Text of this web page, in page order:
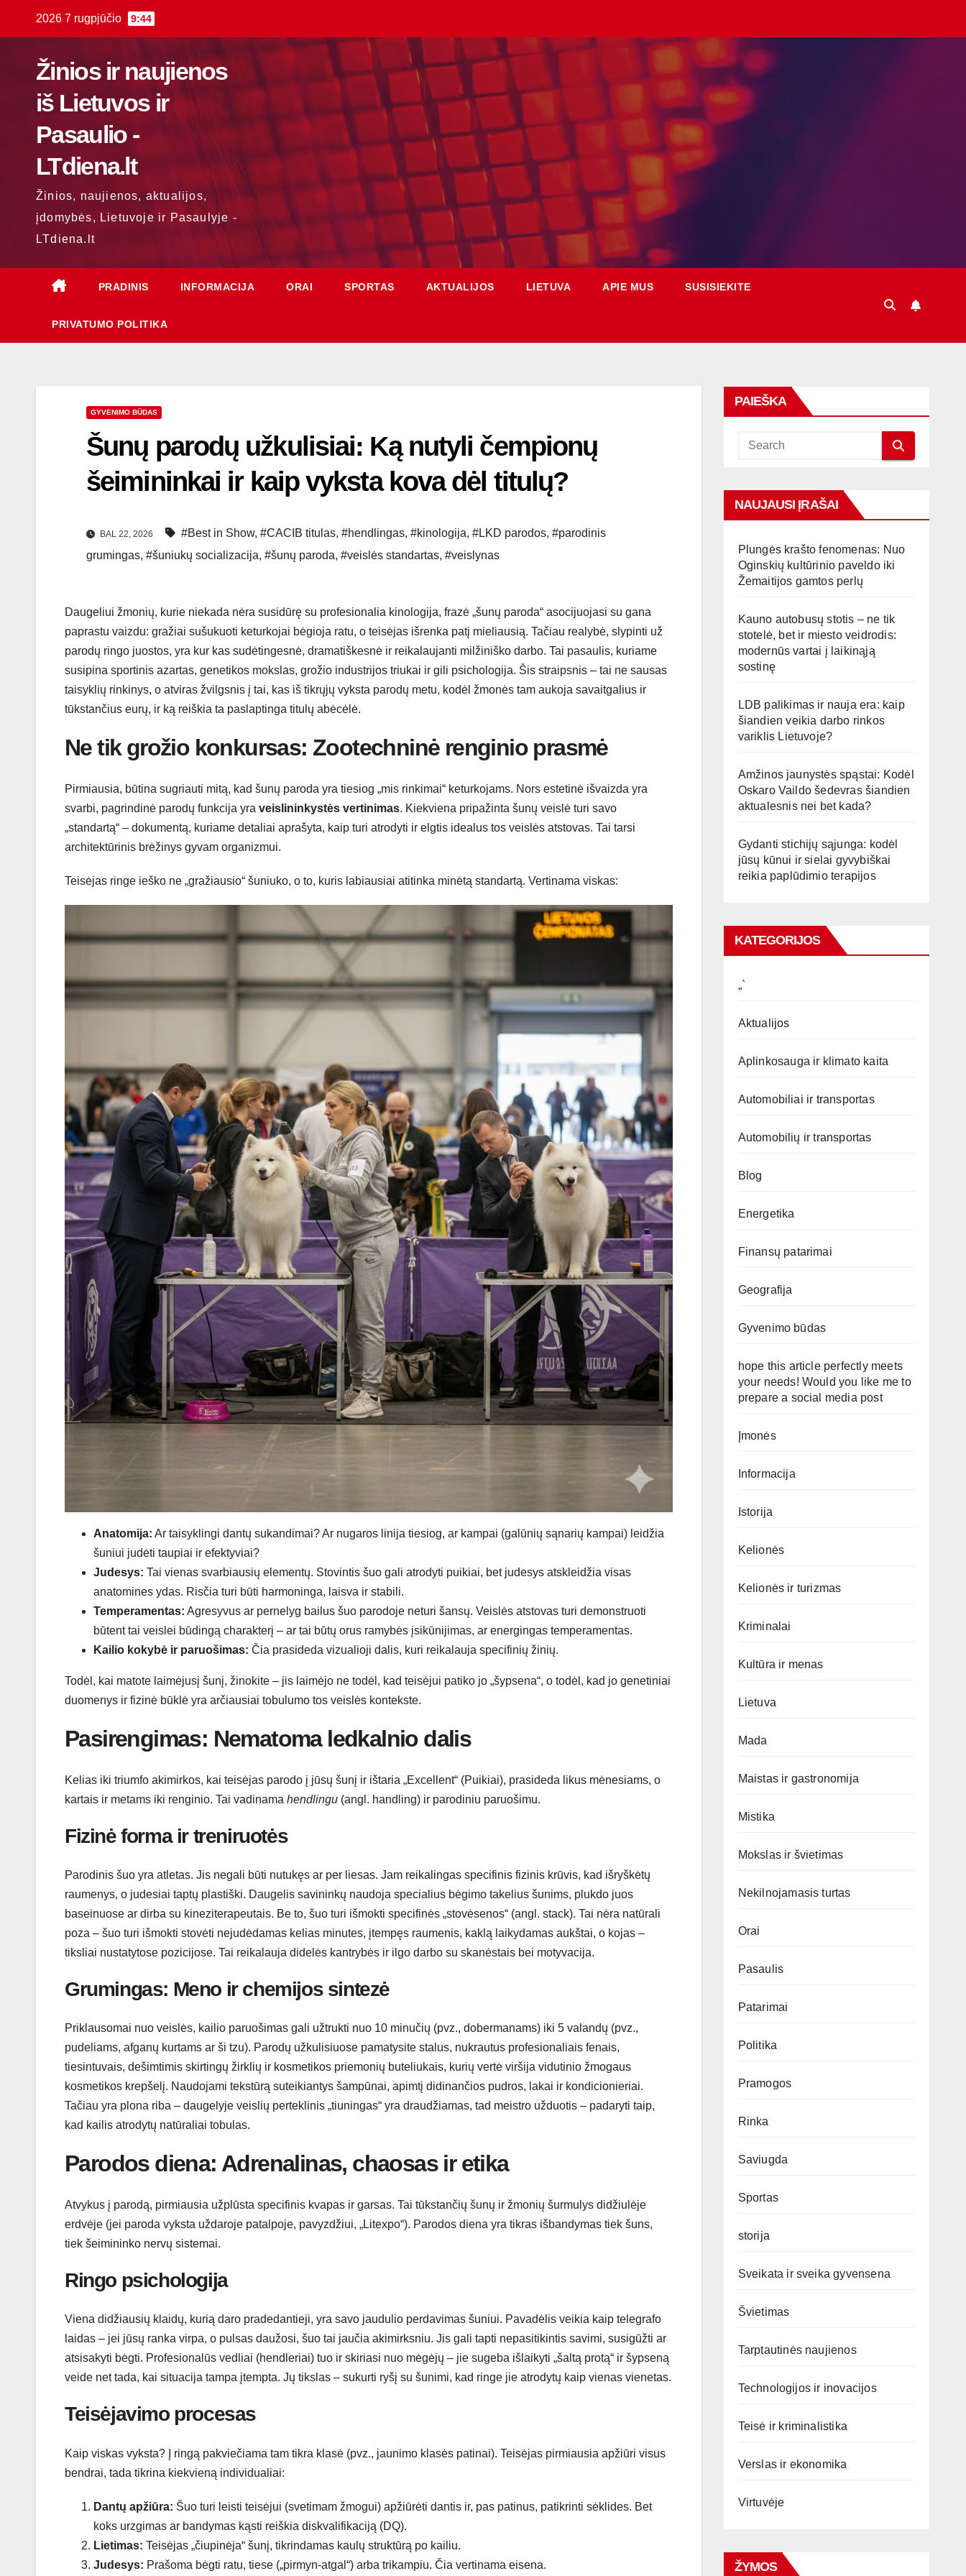
2026 7 rugpjūčio 9:44
Žinios ir naujienos
iš Lietuvos ir
Pasaulio -
LTdiena.lt
Žinios, naujienos, aktualijos,
įdomybės, Lietuvoje ir Pasaulyje -
LTdiena.lt
PRADINIS INFORMACIJA ORAI SPORTAS AKTUALIJOS LIETUVA APIE MUS SUSISIEKITE
PRIVATUMO POLITIKA
GYVENIMO BŪDAS
Šunų parodų užkulisiai: Ką nutyli čempionų
šeimininkai ir kaip vyksta kova dėl titulų?
BAL 22, 2026 #Best in Show, #CACIB titulas, #hendlingas, #kinologija, #LKD parodos, #parodinis
grumingas, #šuniukų socializacija, #šunų paroda, #veislės standartas, #veislynas
Daugeliui žmonių, kurie niekada nėra susidūrę su profesionalia kinologija, frazė „šunų paroda“ asocijuojasi su gana
paprastu vaizdu: gražiai sušukuoti keturkojai bėgioja ratu, o teisėjas išrenka patį mieliausią. Tačiau realybė, slypinti už
parodų ringo juostos, yra kur kas sudėtingesnė, dramatiškesnė ir reikalaujanti milžiniško darbo. Tai pasaulis, kuriame
susipina sportinis azartas, genetikos mokslas, grožio industrijos triukai ir gili psichologija. Šis straipsnis – tai ne sausas
taisyklių rinkinys, o atviras žvilgsnis į tai, kas iš tikrųjų vyksta parodų metu, kodėl žmonės tam aukoja savaitgalius ir
tūkstančius eurų, ir ką reiškia ta paslaptinga titulų abėcėlė.
Ne tik grožio konkursas: Zootechninė renginio prasmė
Pirmiausia, būtina sugriauti mitą, kad šunų paroda yra tiesiog „mis rinkimai“ keturkojams. Nors estetinė išvaizda yra
svarbi, pagrindinė parodų funkcija yra veislininkystės vertinimas. Kiekviena pripažinta šunų veislė turi savo
„standartą“ – dokumentą, kuriame detaliai aprašyta, kaip turi atrodyti ir elgtis idealus tos veislės atstovas. Tai tarsi
architektūrinis brėžinys gyvam organizmui.
Teisėjas ringe ieško ne „gražiausio“ šuniuko, o to, kuris labiausiai atitinka minėtą standartą. Vertinama viskas:
Anatomija: Ar taisyklingi dantų sukandimai? Ar nugaros linija tiesiog, ar kampai (galūnių sąnarių kampai) leidžia
šuniui judėti taupiai ir efektyviai?
Judesys: Tai vienas svarbiausių elementų. Stovintis šuo gali atrodyti puikiai, bet judesys atskleidžia visas
anatomines ydas. Risčia turi būti harmoninga, laisva ir stabili.
Temperamentas: Agresyvus ar pernelyg bailus šuo parodoje neturi šansų. Veislės atstovas turi demonstruoti
būtent tai veislei būdingą charakterį – ar tai būtų orus ramybės įsikūnijimas, ar energingas temperamentas.
Kailio kokybė ir paruošimas: Čia prasideda vizualioji dalis, kuri reikalauja specifinių žinių.
Todėl, kai matote laimėjusį šunį, žinokite – jis laimėjo ne todėl, kad teisėjui patiko jo „šypsena“, o todėl, kad jo genetiniai
duomenys ir fizinė būklė yra arčiausiai tobulumo tos veislės kontekste.
Pasirengimas: Nematoma ledkalnio dalis
Kelias iki triumfo akimirkos, kai teisėjas parodo į jūsų šunį ir ištaria „Excellent“ (Puikiai), prasideda likus mėnesiams, o
kartais ir metams iki renginio. Tai vadinama hendlingu (angl. handling) ir parodiniu paruošimu.
Fizinė forma ir treniruotės
Parodinis šuo yra atletas. Jis negali būti nutukęs ar per liesas. Jam reikalingas specifinis fizinis krūvis, kad išryškėtų
raumenys, o judesiai taptų plastiški. Daugelis savininkų naudoja specialius bėgimo takelius šunims, plukdo juos
baseinuose ar dirba su kineziterapeutais. Be to, šuo turi išmokti specifinės „stovėsenos“ (angl. stack). Tai nėra natūrali
poza – šuo turi išmokti stovėti nejudėdamas kelias minutes, įtempęs raumenis, kaklą laikydamas aukštai, o kojas –
tiksliai nustatytose pozicijose. Tai reikalauja didelės kantrybės ir ilgo darbo su skanėstais bei motyvacija.
Grumingas: Meno ir chemijos sintezė
Priklausomai nuo veislės, kailio paruošimas gali užtrukti nuo 10 minučių (pvz., dobermanams) iki 5 valandų (pvz.,
pudeliams, afganų kurtams ar ši tzu). Parodų užkulisiuose pamatysite stalus, nukrautus profesionaliais fenais,
tiesintuvais, dešimtimis skirtingų žirklių ir kosmetikos priemonių buteliukais, kurių vertė viršija vidutinio žmogaus
kosmetikos krepšelį. Naudojami tekstūrą suteikiantys šampūnai, apimtį didinančios pudros, lakai ir kondicionieriai.
Tačiau yra plona riba – daugelyje veislių perteklinis „tiuningas“ yra draudžiamas, tad meistro užduotis – padaryti taip,
kad kailis atrodytų natūraliai tobulas.
Parodos diena: Adrenalinas, chaosas ir etika
Atvykus į parodą, pirmiausia užplūsta specifinis kvapas ir garsas. Tai tūkstančių šunų ir žmonių šurmulys didžiulėje
erdvėje (jei paroda vyksta uždaroje patalpoje, pavyzdžiui, „Litexpo“). Parodos diena yra tikras išbandymas tiek šuns,
tiek šeimininko nervų sistemai.
Ringo psichologija
Viena didžiausių klaidų, kurią daro pradedantieji, yra savo jaudulio perdavimas šuniui. Pavadėlis veikia kaip telegrafo
laidas – jei jūsų ranka virpa, o pulsas daužosi, šuo tai jaučia akimirksniu. Jis gali tapti nepasitikintis savimi, susigūžti ar
atsisakyti bėgti. Profesionalūs vedliai (hendleriai) tuo ir skiriasi nuo mėgėjų – jie sugeba išlaikyti „šaltą protą“ ir šypseną
veide net tada, kai situacija tampa įtempta. Jų tikslas – sukurti ryšį su šunimi, kad ringe jie atrodytų kaip vienas vienetas.
Teisėjavimo procesas
Kaip viskas vyksta? Į ringą pakviečiama tam tikra klasė (pvz., jaunimo klasės patinai). Teisėjas pirmiausia apžiūri visus
bendrai, tada tikrina kiekvieną individualiai:
Dantų apžiūra: Šuo turi leisti teisėjui (svetimam žmogui) apžiūrėti dantis ir, pas patinus, patikrinti sėklides. Bet
koks urzgimas ar bandymas kąsti reiškia diskvalifikaciją (DQ).
Lietimas: Teisėjas „čiupinėja“ šunį, tikrindamas kaulų struktūrą po kailiu.
Judesys: Prašoma bėgti ratu, tiese („pirmyn-atgal“) arba trikampiu. Čia vertinama eisena.
PAIEŠKA
NAUJAUSI ĮRAŠAI
Plungės krašto fenomenas: Nuo
Oginskių kultūrinio paveldo iki
Žemaitijos gamtos perlų
Kauno autobusų stotis – ne tik
stotelė, bet ir miesto veidrodis:
modernūs vartai į laikinąją
sostinę
LDB palikimas ir nauja era: kaip
šiandien veikia darbo rinkos
variklis Lietuvoje?
Amžinos jaunystės spąstai: Kodėl
Oskaro Vaildo šedevras šiandien
aktualesnis nei bet kada?
Gydanti stichijų sąjunga: kodėl
jūsų kūnui ir sielai gyvybiškai
reikia paplūdimio terapijos
KATEGORIJOS
„`
Aktualijos
Aplinkosauga ir klimato kaita
Automobiliai ir transportas
Automobilių ir transportas
Blog
Energetika
Finansų patarimai
Geografija
Gyvenimo būdas
hope this article perfectly meets
your needs! Would you like me to
prepare a social media post
Įmonės
Informacija
Istorija
Kelionės
Kelionės ir turizmas
Kriminalai
Kultūra ir menas
Lietuva
Mada
Maistas ir gastronomija
Mistika
Mokslas ir švietimas
Nekilnojamasis turtas
Orai
Pasaulis
Patarimai
Politika
Pramogos
Rinka
Saviugda
Sportas
storija
Sveikata ir sveika gyvensena
Švietimas
Tarptautinės naujienos
Technologijos ir inovacijos
Teisė ir kriminalistika
Verslas ir ekonomika
Virtuvėje
ŽYMOS